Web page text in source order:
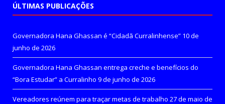
ÚLTIMAS PUBLICAÇÕES
Governadora Hana Ghassan é “Cidadã Curralinhense” 10 de
junho de 2026
Governadora Hana Ghassan entrega creche e benefícios do
“Bora Estudar” a Curralinho 9 de junho de 2026
Vereadores reúnem para traçar metas de trabalho 27 de maio de